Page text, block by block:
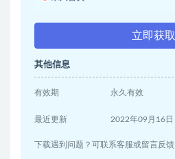
立即获取
其他信息
有效期 永久有效
最近更新 2022年09月16日
下载遇到问题？可联系客服或留言反馈